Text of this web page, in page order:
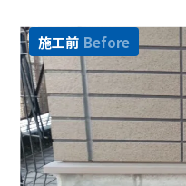
施工前 Before